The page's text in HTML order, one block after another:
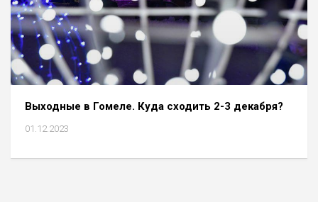
Выходные в Гомеле. Куда сходить 2-3 декабря?
01.12.2023